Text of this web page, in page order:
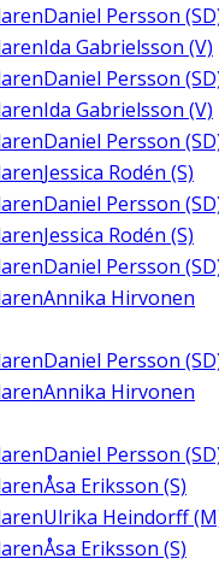
Daniel Persson
Ida Gabrielsson (V)
Daniel Persson
Ida Gabrielsson (V)
Daniel Persson
Jessica Rodén (S)
Daniel Persson
Jessica Rodén (S)
Daniel Persson
Annika Hirvonen
Daniel Persson
Annika Hirvonen
Daniel Persson
Åsa Eriksson (S)
Ulrika Heindorff
Åsa Eriksson (S)